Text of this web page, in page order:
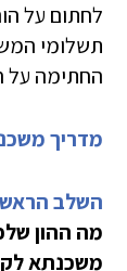
לחתום על
תשלומי
החתימה על
מדריך
השלב
מה ההון
משכנתא